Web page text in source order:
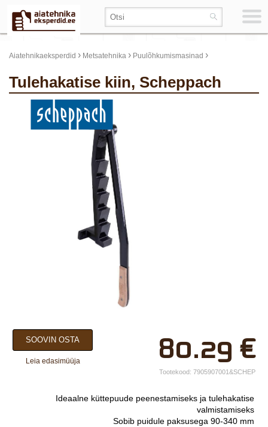
Aiatehnikaeksperdid › Metsatehnika › Puulõhkumismasinad ›
Tulehakatise kiin, Scheppach
×
Teie nimi*
Ettevõtte nimi.
Telefon*
E-post*
80.29 €
SOOVIN OSTA
Leia edasimüüja
Tootekood: 7905907001&SCHEP
Ideaalne küttepuude peenestamiseks ja tulehakatise
valmistamiseks
Sobib puidule paksusega 90-340 mm